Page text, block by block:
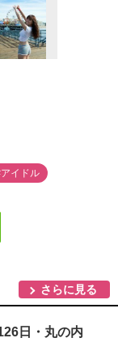
イドル
さらに見る
日・丸の内